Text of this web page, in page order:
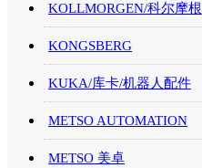
KOLLMORGEN/科尔摩根
KONGSBERG
KUKA/库卡/机器人配件
METSO AUTOMATION
METSO 美卓